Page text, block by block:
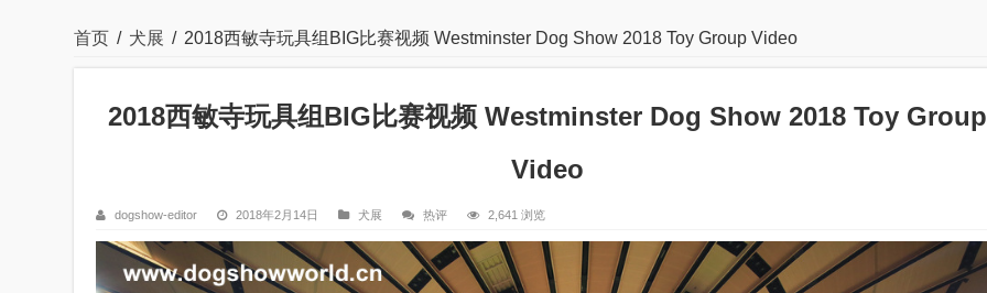
首页 / 犬展 / 2018西敏寺玩具组BIG比赛视频 Westminster Dog Show 2018 Toy Group Video
2018西敏寺玩具组BIG比赛视频 Westminster Dog Show 2018 Toy Group
Video
dogshow-editor 2018年2月14日 犬展 热评 2,641 浏览